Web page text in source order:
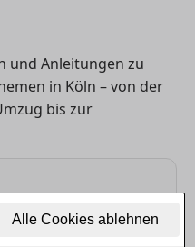
Alle Cookies ablehnen
und Anleitungen zu
in Köln – von der
bis zur
Mietvertrag – alles,